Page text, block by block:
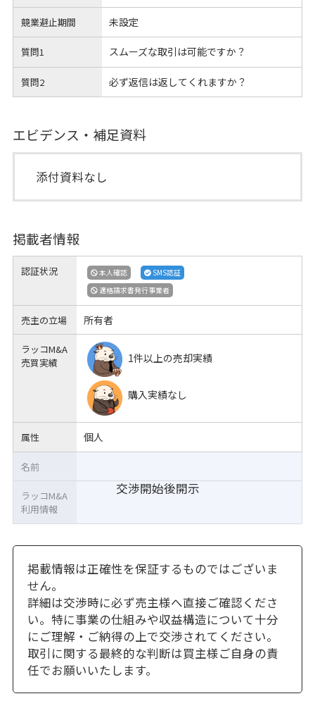
競業避止期間 未設定
質問1 スムーズな取引は可能ですか？
質問2 必ず返信は返してくれますか？
エビデンス・補足資料
添付資料なし
掲載者情報
認証状況 本人確認
SMS認証
適格請求書発行事業者
売主の立場 所有者
ラッコM&A
売買実績
1件以上の売却実績
購入実績なし
属性 個人
交渉開始後開示
名前
ラッコM&A
利用情報
掲載情報は正確性を保証するものではございま
せん。
詳細は交渉時に必ず売主様へ直接ご確認くださ
い。特に事業の仕組みや収益構造について十分
にご理解・ご納得の上で交渉されてください。
取引に関する最終的な判断は買主様ご自身の責
任でお願いいたします。